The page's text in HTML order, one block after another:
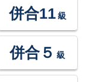
併合11 級
併合５ 級